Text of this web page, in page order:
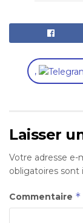
,
Laisser
Votre adresse e-
obligatoires sont
Commentaire *